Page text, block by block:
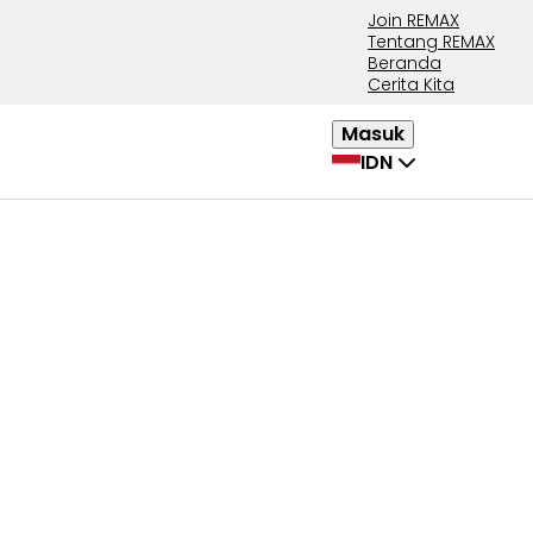
Join REMAX
Tentang REMAX
Beranda
Cerita Kita
Masuk
IDN